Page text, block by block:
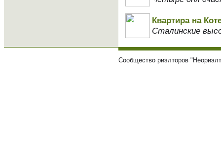
Квартира на
Сталинские
Сообщество риэлторов